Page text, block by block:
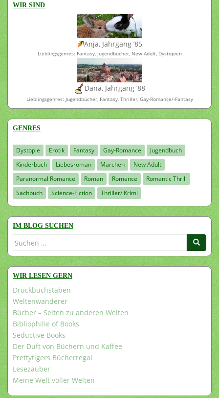
WIR SIND
Anja, Jahrgang ’85
Lieblingsgenres: Fantasy, Jugendbücher, New Adult, Dystopien
Dana, Jahrgang ’88
Lieblingsgenres: Jugendbücher, Fantasy, Thriller, Gay-Romance/-Fantasy
GENRES
Dystopie Erotik Fantasy Gay-Romance
Jugendbuch
Kinderbuch
Liebesroman Märchen
New Adult
Paranormal Romance
Roman Romance
Romantic Thrill
Sachbuch
Science-Fiction Thriller/ Krimi
IM BLOG SUCHEN
Suchen
WIR LESEN GERN
Druckbuchstaben
Weltenwanderer
Bücher – Seiten zu anderen Welten
Bibliophilie of Books
Seductive Books
Der Duft von Büchern und Kaffee
Prettytigers Bücherregal
Lesezauber
Meine Welt voller Welten